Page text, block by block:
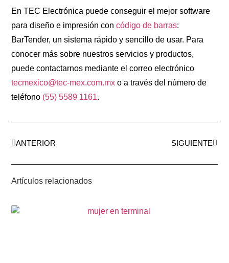
En TEC Electrónica puede conseguir el mejor software
para diseño e impresión concódigo de barras:
BarTender, un sistema rápido y sencillo de usar. Para
conocer más sobre nuestros servicios y productos,
puede contactarnos mediante el correo electrónico
tecmexico@tec-mex.com.mx o a través del número de
teléfono (55) 5589 1161.
ANTERIOR SIGUIENTE
Artículos relacionados